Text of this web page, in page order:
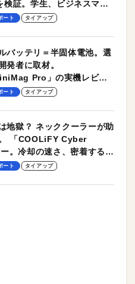
証。学生、ビジネスマン
スに最適！
ート タイアップ
バッテリ＝半固体電池。選
発者に取材。
Pro」の実機レビュ
ート タイアップ
地獄？ ネッククーラーが助
「COOLiFY Cyber
。冷却の速さ、密着する冷
ンプルな操作性がグッド！
ート タイアップ